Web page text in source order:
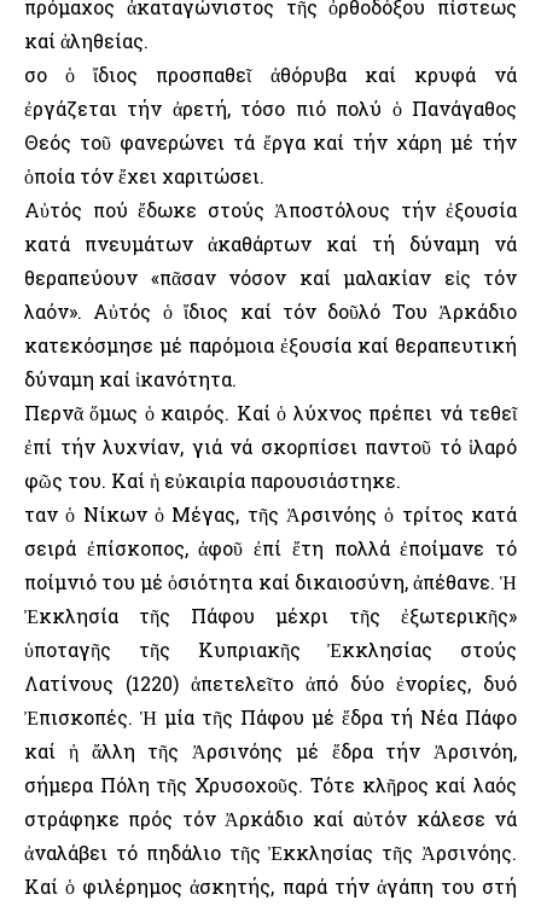
πρόμαχος ἀκαταγώνιστος τῆς ὀρθοδόξου πίστεως
καί ἀληθείας.
Ὅσο ὁ ἴδιος προσπαθεῖ ἀθόρυβα καί κρυφά νά
ἐργάζεται τήν ἀρετή, τόσο πιό πολύ ὁ Πανάγαθος
Θεός τοῦ φανερώνει τά ἔργα καί τήν χάρη μέ τήν
ὁποία τόν ἔχει χαριτώσει.
Αὐτός πού ἔδωκε στούς Ἀποστόλους τήν ἐξουσία
κατά πνευμάτων ἀκαθάρτων καί τή δύναμη νά
θεραπεύουν «πᾶσαν νόσον καί μαλακίαν εἰς τόν
λαόν». Αὐτός ὁ ἴδιος καί τόν δοῦλό Του Ἀρκάδιο
κατεκόσμησε μέ παρόμοια ἐξουσία καί θεραπευτική
δύναμη καί ἱκανότητα.
Περνᾶ ὅμως ὁ καιρός. Καί ὁ λύχνος πρέπει νά τεθεῖ
ἐπί τήν λυχνίαν, γιά νά σκορπίσει παντοῦ τό ἱλαρό
φῶς του. Καί ἡ εὐκαιρία παρουσιάστηκε.
Ὅταν ὁ Νίκων ὁ Μέγας, τῆς Ἀρσινόης ὁ τρίτος κατά
σειρά ἐπίσκοπος, ἀφοῦ ἐπί ἔτη πολλά ἐποίμανε τό
ποίμνιό του μέ ὁσιότητα καί δικαιοσύνη, ἀπέθανε. Ἡ
Ἐκκλησία τῆς Πάφου μέχρι τῆς ἐξωτερικῆς»
ὑποταγῆς τῆς Κυπριακῆς Ἐκκλησίας στούς
Λατίνους (1220) ἀπετελεῖτο ἀπό δύο ἐνορίες, δυό
Ἐπισκοπές. Ἡ μία τῆς Πάφου μέ ἕδρα τή Νέα Πάφο
καί ἡ ἄλλη τῆς Ἀρσινόης μέ ἕδρα τήν Ἀρσινόη,
σήμερα Πόλη τῆς Χρυσοχοῦς. Τότε κλῆρος καί λαός
στράφηκε πρός τόν Ἀρκάδιο καί αὐτόν κάλεσε νά
ἀναλάβει τό πηδάλιο τῆς Ἐκκλησίας τῆς Ἀρσινόης.
Καί ὁ φιλέρημος ἀσκητής, παρά τήν ἀγάπη του στή